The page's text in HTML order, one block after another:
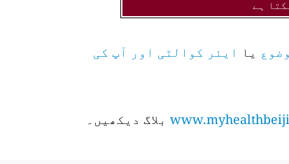
ہے
یا
ایئر کوالٹی اور آپ کی
بلاگ دیکھیں۔